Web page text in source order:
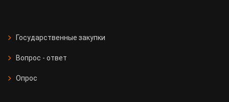
Государственные закупки
Вопрос - ответ
Опрос